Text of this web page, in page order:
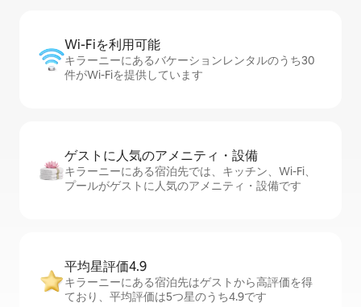
Wi-Fiを利⁠用⁠可⁠能
キラーニーにあるバケーションレンタルのうち30
件がWi-Fiを提供しています
ゲストに人⁠気⁠のア⁠メ⁠ニ⁠テ⁠ィ・設⁠備
キラーニーにある宿泊先では、キッチン、Wi-Fi、
プールがゲストに人気のアメニティ・設備です
平均星評価4.9
キラーニーにある宿泊先はゲストから高評価を得
ており、平均評価は5つ星のうち4.9です